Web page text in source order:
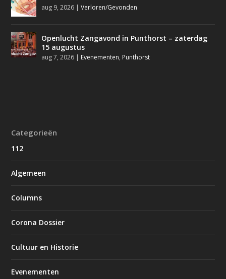
aug 9, 2026 |Verloren/Gevonden
Openlucht Zangavond in Punthorst – zaterdag
15 augustus
aug 7, 2026 | Evenementen, Punthorst
Categorieën
112
Algemeen
Columns
Corona Dossier
Cultuur en Historie
Evenementen